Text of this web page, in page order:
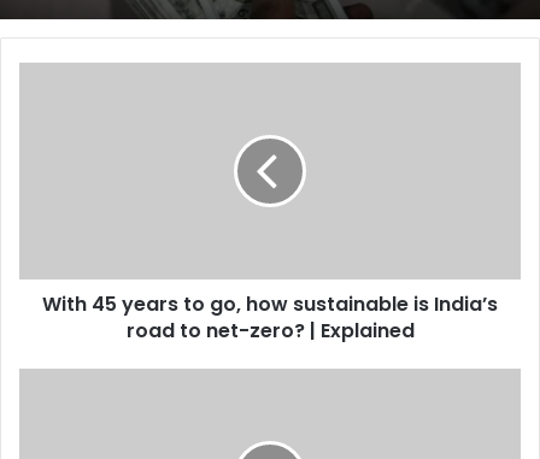
India’s
roadWith 45 years to go, how sustainable is India’s
road to net-zero? | Explained